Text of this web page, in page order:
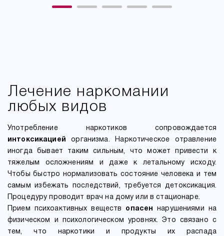
Лечение наркомании
любых видов
Употребление наркотиков сопровождается
интоксикацией
организма. Наркотическое отравление
иногда бывает таким сильным, что может привести к
тяжелым осложнениям и даже к летальному исходу.
Чтобы быстро нормализовать состояние человека и тем
самым избежать последствий, требуется детоксикация.
Процедуру проводит врач на дому или в стационаре.
Прием психоактивных веществ опасен
нарушениями на
физическом и психологическом уровнях. Это связано с
тем, что наркотики и продукты их распада